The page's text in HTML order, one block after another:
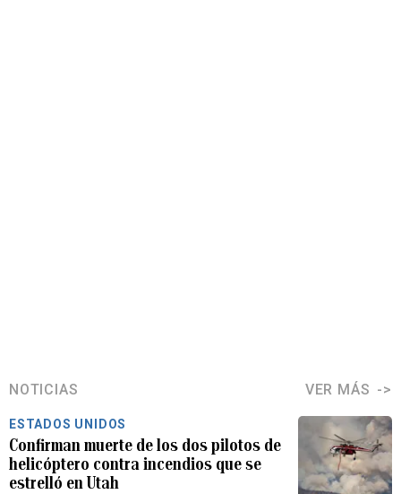
NOTICIAS VER MÁS
ESTADOS UNIDOS
Confirman muerte de los dos pilotos de
helicóptero contra incendios que se
estrelló en Utah